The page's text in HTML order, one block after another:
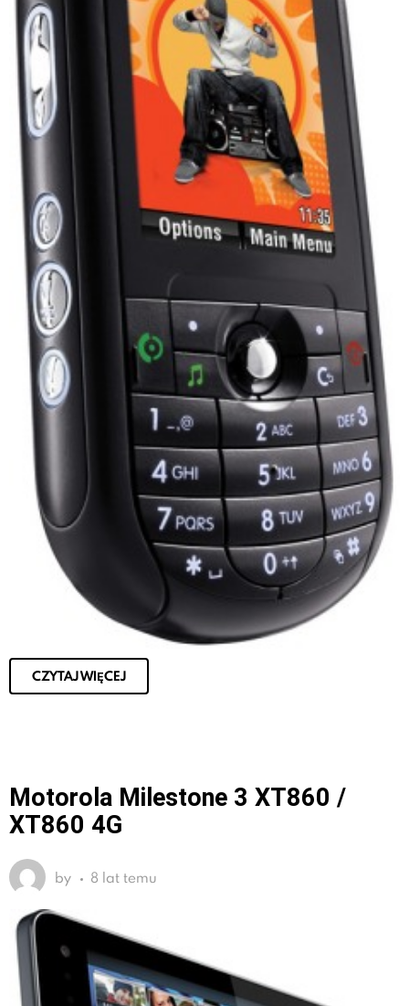
CZYTAJ WIĘCEJ
Motorola Milestone 3 XT860 /
XT860 4G
by 8 lat temu